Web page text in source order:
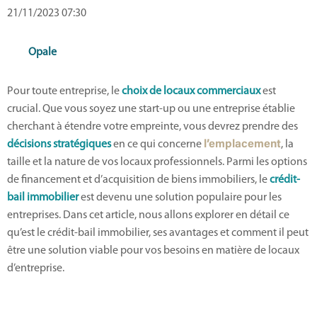
21/11/2023 07:30
Opale
Pour toute entreprise, lechoix de locaux commerciauxest
crucial. Que vous soyez une start-up ou une entreprise établie
cherchant à étendre votre empreinte, vous devrez prendre des
décisions stratégiquesen ce qui concerne l’emplacement, la
taille et la nature de vos locaux professionnels. Parmi les options
de financement et d’acquisition de biens immobiliers, lecrédit-
bail immobilierest devenu une solution populaire pour les
entreprises. Dans cet article, nous allons explorer en détail ce
qu’est le crédit-bail immobilier, ses avantages et comment il peut
être une solution viable pour vos besoins en matière de locaux
d’entreprise.